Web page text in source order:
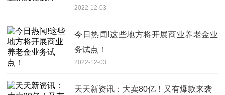
2022-12-03
今日热闻!这些地方将开展商业养老金业
务试点！
2022-12-03
天天新资讯：大卖80亿！又有爆款来袭